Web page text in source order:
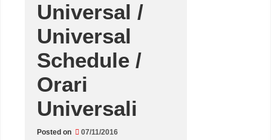
Universal /
Universal
Schedule /
Orari
Universali
Posted on 07/11/2016